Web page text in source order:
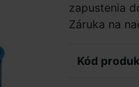
zapustenia
Záruka na
Kód